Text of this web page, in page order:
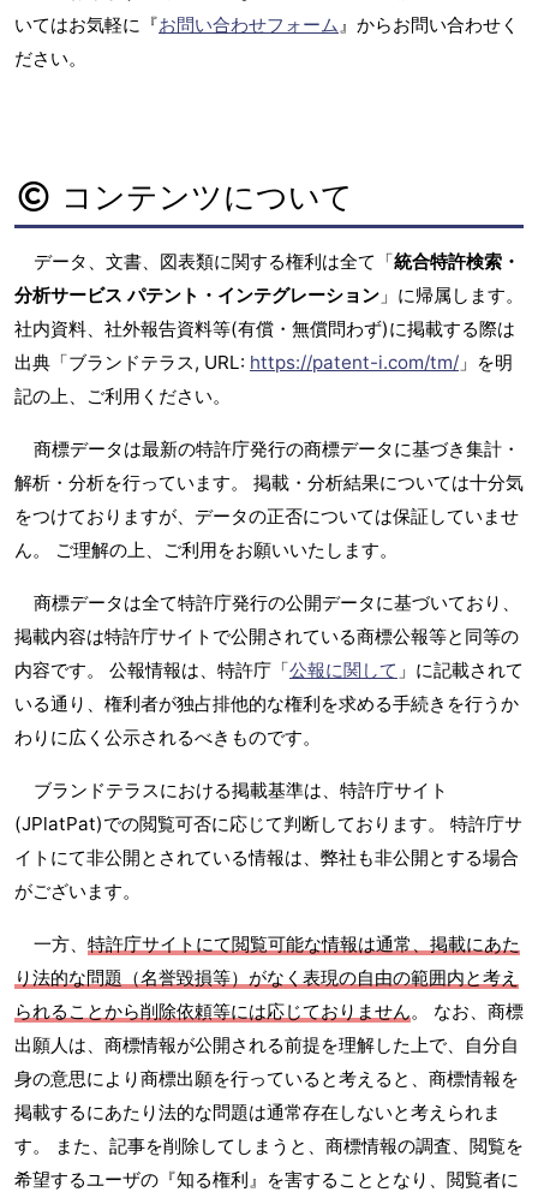
いてはお気軽に『お問い合わせフォーム 』からお問い合わせく
ださい。
コンテンツについて
データ、文書、図表類に関する権利は全て「統合特許検索・
分析サービス パテント・インテグレーション 」に帰属します。
社内資料、社外報告資料等(有償・無償問わず)に掲載する際は
出典「ブランドテラス, URL: https://patent-i.com/tm/ 」を明
記の上、ご利用ください。
商標データは最新の特許庁発行の商標データに基づき集計・
解析・分析を行っています。 掲載・分析結果については十分気
をつけておりますが、データの正否については保証していませ
ん。 ご理解の上、ご利用をお願いいたします。
商標データは全て特許庁発行の公開データに基づいており、
掲載内容は特許庁サイトで公開されている商標公報等と同等の
内容です。 公報情報は、特許庁「公報に関して 」に記載されて
いる通り、権利者が独占排他的な権利を求める手続きを行うか
わりに広く公示されるべきものです。
ブランドテラスにおける掲載基準は、特許庁サイト
(JPlatPat)での閲覧可否に応じて判断しております。 特許庁サ
イトにて非公開とされている情報は、弊社も非公開とする場合
がございます。
一方、 特許庁サイトにて閲覧可能な情報は通常、掲載にあた
り法的な問題（名誉毀損等）がなく表現の自由の範囲内と考え
られることから削除依頼等には応じておりません。 なお、商標
出願人は、商標情報が公開される前提を理解した上で、自分自
身の意思により商標出願を行っていると考えると、商標情報を
掲載するにあたり法的な問題は通常存在しないと考えられま
す。 また、記事を削除してしまうと、商標情報の調査、閲覧を
希望するユーザの『知る権利』を害することとなり、閲覧者に